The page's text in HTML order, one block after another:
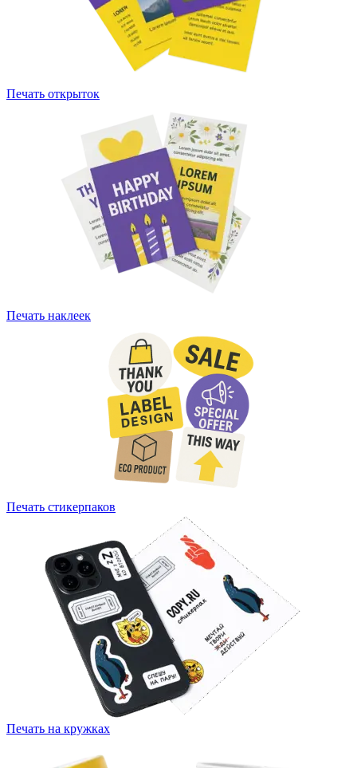
Печать открыток
Печать наклеек
Печать стикерпаков
Печать на кружках